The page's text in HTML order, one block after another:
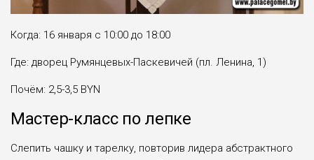
Когда: 16 января с 10:00 до 18:00
Где: дворец Румянцевых-Паскевичей (пл. Ленина, 1)
Почём: 2,5-3,5 BYN
Мастер-класс по лепке
Слепить чашку и тарелку, повторив лидера абстрактного